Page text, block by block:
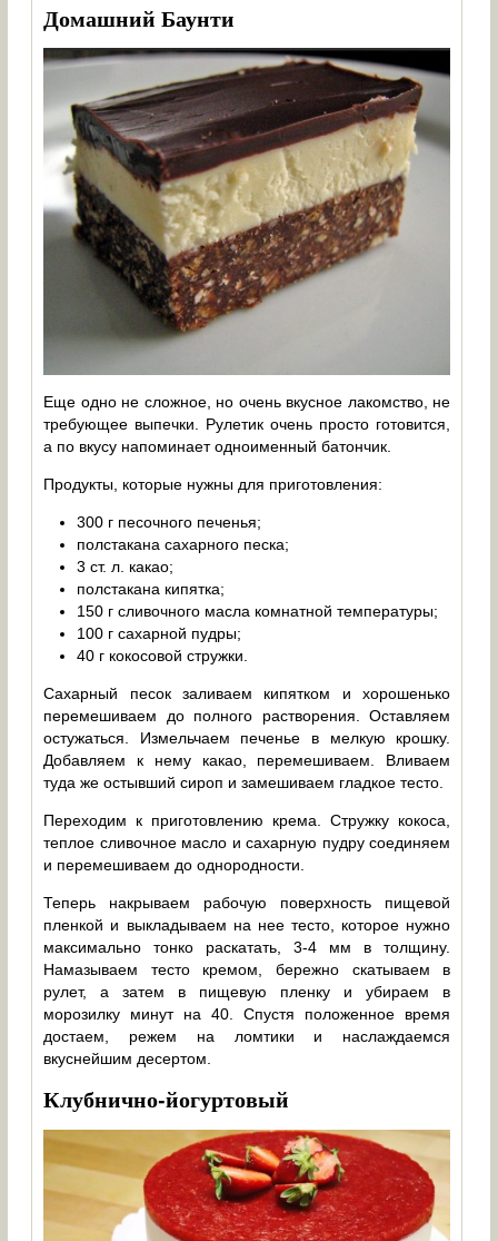
Домашний Баунти
Еще одно не сложное, но очень вкусное лакомство, не
требующее выпечки. Рулетик очень просто готовится,
а по вкусу напоминает одноименный батончик.
Продукты, которые нужны для приготовления:
300 г песочного печенья;
полстакана сахарного песка;
3 ст. л. какао;
полстакана кипятка;
150 г сливочного масла комнатной температуры;
100 г сахарной пудры;
40 г кокосовой стружки.
Сахарный песок заливаем кипятком и хорошенько
перемешиваем до полного растворения. Оставляем
остужаться. Измельчаем печенье в мелкую крошку.
Добавляем к нему какао, перемешиваем. Вливаем
туда же остывший сироп и замешиваем гладкое тесто.
Переходим к приготовлению крема. Стружку кокоса,
теплое сливочное масло и сахарную пудру соединяем
и перемешиваем до однородности.
Теперь накрываем рабочую поверхность пищевой
пленкой и выкладываем на нее тесто, которое нужно
максимально тонко раскатать, 3-4 мм в толщину.
Намазываем тесто кремом, бережно скатываем в
рулет, а затем в пищевую пленку и убираем в
морозилку минут на 40. Спустя положенное время
достаем, режем на ломтики и наслаждаемся
вкуснейшим десертом.
Клубнично-йогуртовый